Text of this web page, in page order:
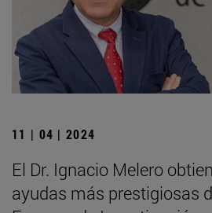
11 | 04 | 2024
El Dr. Ignacio Melero
ayudas más prestigiosas